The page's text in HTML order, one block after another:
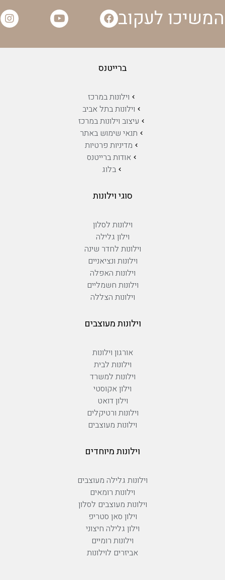
המשיכו לעקוב
ברייטנס
וילונות במרכז
וילונות בתל אביב
עיצוב וילונות במרכז
תנאי שימוש באתר
מדיניות פרטיות
אודות ברייטנס
בלוג
סוגי וילונות
וילונות לסלון
וילון גלילה
וילונות לחדר שינה
וילונות ונציאניים
וילונות האפלה
וילונות חשמליים
וילונות הצללה
וילונות מעוצבים
אורגון וילונות
וילונות לבית
וילונות למשרד
וילון אקוסטי
וילון דואט
וילונות ורטיקלים
וילונות מעוצבים
וילונות מיוחדים
וילונות גלילה מעוצבים
וילונות רומאים
וילונות מעוצבים לסלון
וילון סאן סטריפ
וילון גלילה חיצוני
וילונות רומיים
אביזרים לוילונות